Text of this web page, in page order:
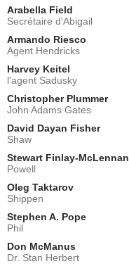
Arabella Field
Secrétaire d'Abigail
Armando Riesco
Agent Hendricks
Harvey Keitel
l'agent Sadusky
Christopher Plummer
John Adams Gates
David Dayan Fisher
Shaw
Stewart Finlay-McLennan
Powell
Oleg Taktarov
Shippen
Stephen A. Pope
Phil
Don McManus
Dr. Stan Herbert